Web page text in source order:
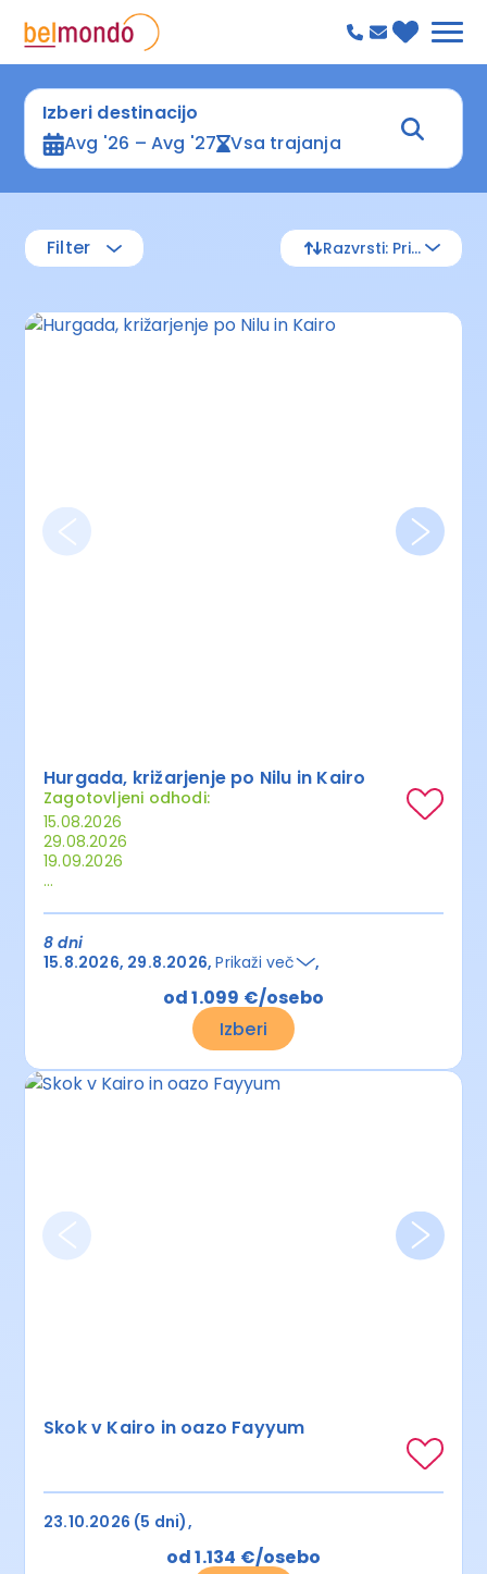
Izberi destinacijo
Avg '26 – Avg '27 Vsa trajanja
Filter Razvrsti: Privzeto
Hurgada, križarjenje po Nilu in Kairo
Zagotovljeni odhodi:
15.08.2026
29.08.2026
19.09.2026
...
8 dni
15.8.2026 29.8.2026 Prikaži več
od 1.099 €/osebo
Izberi
Skok v Kairo in oazo Fayyum
23.10.2026 (5 dni)
od 1.134 €/osebo